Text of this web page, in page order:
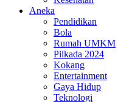
Aneka
Pendidikan
Bola
Rumah UMKM
Pilkada 2024
Kokang
Entertainment
Gaya Hidup
Teknologi